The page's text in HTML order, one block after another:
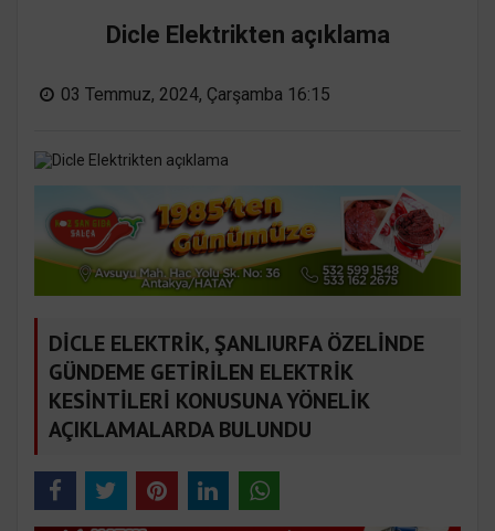
Dicle Elektrikten açıklama
03 Temmuz, 2024, Çarşamba 16:15
DİCLE ELEKTRİK, ŞANLIURFA ÖZELİNDE
GÜNDEME GETİRİLEN ELEKTRİK
KESİNTİLERİ KONUSUNA YÖNELİK
AÇIKLAMALARDA BULUNDU